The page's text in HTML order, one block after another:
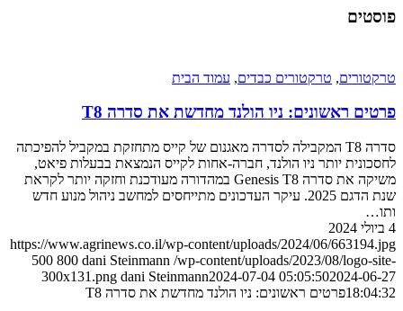
פוסטים
טרקטורים, טרקטורים כבדים, עמוד הבית
פרטים ראשונים: ניו הולנד מחדשת את סדרה T8
סדרה T8 המקבילה לסדרה מאגנום של קייס מתחזקת במקביל להפיכתה
לחסכונית יותר ניו הולנד, חברה-אחות לקייס הנמצאת בבעלות פיאט,
משיקה את סדרה Genesis T8 במהדורה מעודכנת וחזקה יותר לקראת
שנת הדגם 2025. עיקר העדכונים מתייחסים למחשב ניהול מנוע חדש
ותו…
4 ביולי 2024
https://www.agrinews.co.il/wp-content/uploads/2024/06/663194.jpg
500 800 dani Steinmann /wp-content/uploads/2023/08/logo-site-
300x131.png dani Steinmann2024-07-04 05:05:502024-06-27
18:04:32פרטים ראשונים: ניו הולנד מחדשת את סדרה T8